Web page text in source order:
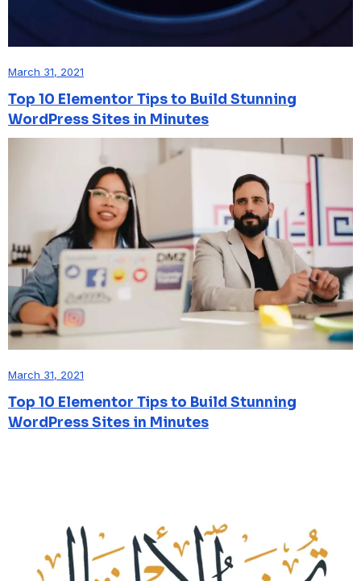
March 31, 2021
Top 10 Elementor Tips to Build Stunning
WordPress Sites in Minutes
March 31, 2021
Top 10 Elementor Tips to Build Stunning
WordPress Sites in Minutes